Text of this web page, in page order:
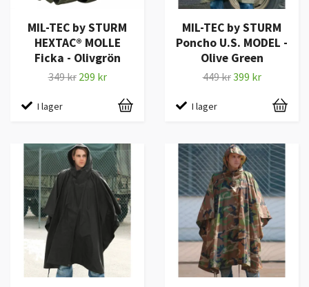
MIL-TEC by STURM
HEXTAC® MOLLE
Ficka - Olivgrön
349 kr 299 kr
I lager
MIL-TEC by STURM
Poncho U.S. MODEL -
Olive Green
449 kr399 kr
I lager